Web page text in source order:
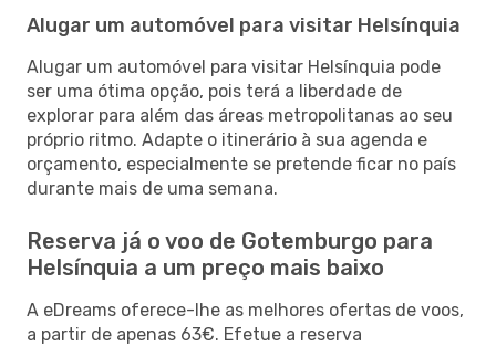
Alugar um automóvel para visitar Helsínquia
Alugar um automóvel para visitar Helsínquia pode
ser uma ótima opção, pois terá a liberdade de
explorar para além das áreas metropolitanas ao seu
próprio ritmo. Adapte o itinerário à sua agenda e
orçamento, especialmente se pretende ficar no país
durante mais de uma semana.
Reserva já o voo de Gotemburgo para
Helsínquia a um preço mais baixo
A eDreams oferece-lhe as melhores ofertas de voos,
a partir de apenas 63€. Efetue a reserva